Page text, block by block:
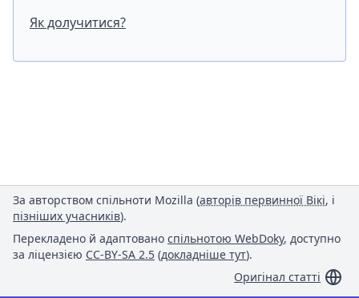
Як долучитися?
За авторством спільноти Mozilla (авторів первинної Вікі, і
пізніших учасників).
Перекладено й адаптовано спільнотою WebDoky, доступно
за ліцензією CC-BY-SA 2.5 (докладніше тут).
Оригінал статті